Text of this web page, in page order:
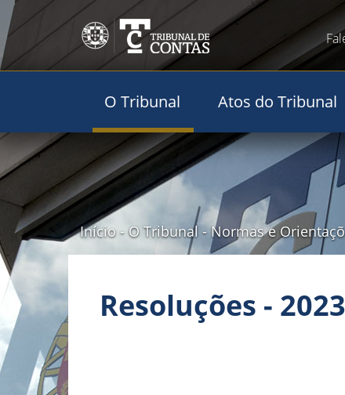
O Tribunal Atos do Tribunal
Início - O Tribunal - Normas e
Resoluções - 2023